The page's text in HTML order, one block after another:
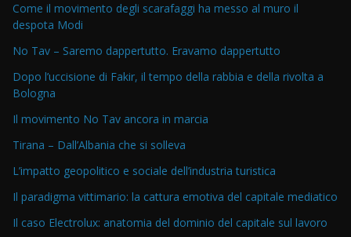
Come il movimento degli scarafaggi ha messo al muro il
despota Modi
No Tav – Saremo dappertutto. Eravamo dappertutto
Dopo l’uccisione di Fakir, il tempo della rabbia e della rivolta a
Bologna
Il movimento No Tav ancora in marcia
Tirana – Dall’Albania che si solleva
L’impatto geopolitico e sociale dell’industria turistica
Il paradigma vittimario: la cattura emotiva del capitale mediatico
Il caso Electrolux: anatomia del dominio del capitale sul lavoro